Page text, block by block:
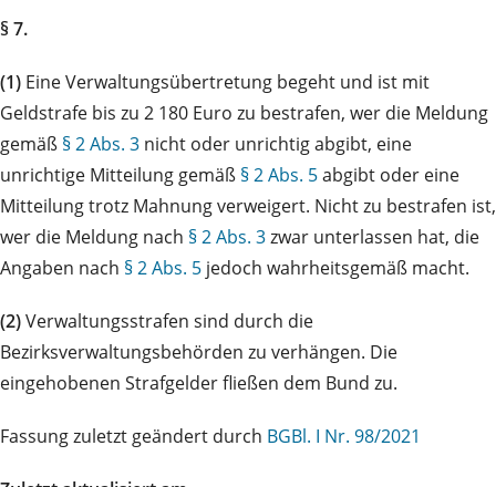
§ 7.
(1) Eine Verwaltungsübertretung begeht und ist mit
Geldstrafe bis zu 2 180 Euro zu bestrafen, wer die Meldung
gemäß § 2 Abs. 3 nicht oder unrichtig abgibt, eine
unrichtige Mitteilung gemäß § 2 Abs. 5abgibt oder eine
Mitteilung trotz Mahnung verweigert. Nicht zu bestrafen ist,
wer die Meldung nach § 2 Abs. 3zwar unterlassen hat, die
Angaben nach § 2 Abs. 5 jedoch wahrheitsgemäß macht.
(2)Verwaltungsstrafen sind durch die
Bezirksverwaltungsbehörden zu verhängen. Die
eingehobenen Strafgelder fließen dem Bund zu.
Fassung zuletzt geändert durch BGBl. I Nr. 98/2021